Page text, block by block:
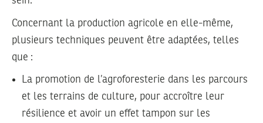
Concernant la production agricole en elle-même,
plusieurs techniques peuvent être adaptées, telles
que :
La promotion de l’agroforesterie dans les parcours
et les terrains de culture, pour accroître leur
résilience et avoir un effet tampon sur les